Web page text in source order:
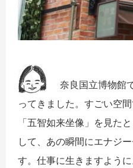
奈良国立博物館
ってきました。すごい空
「五智如来坐像」を見た
して、あの瞬間にエナジ
す。仕事に生きますように